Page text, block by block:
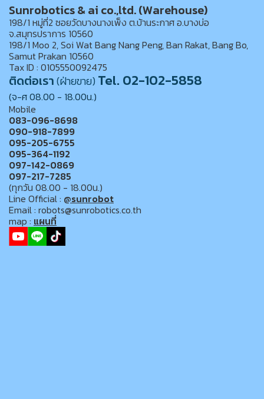
Sunrobotics & ai co.,ltd. (Warehouse)
198/1 หมู่ที่2 ซอยวัดบางนางเพ็ง ต.บ้านระกาศ อ.บางบ่อ
จ.สมุทรปราการ 10560
198/1 Moo 2, Soi Wat Bang Nang Peng, Ban Rakat, Bang Bo,
Samut Prakan 10560
Tax ID : 0105550092475
ติดต่อเรา(ฝ่ายขาย) Tel. 02-102-5858
(จ-ศ 08.00 - 18.00น.)
Mobile
083-096-8698
090-918-7899
095-205-6755
095-364-1192
097-142-0869
097-217-7285
(ทุกวัน 08.00 - 18.00น.)
Line Official : @sunrobot
Email : robots@sunrobotics.co.th
map : แผนที่